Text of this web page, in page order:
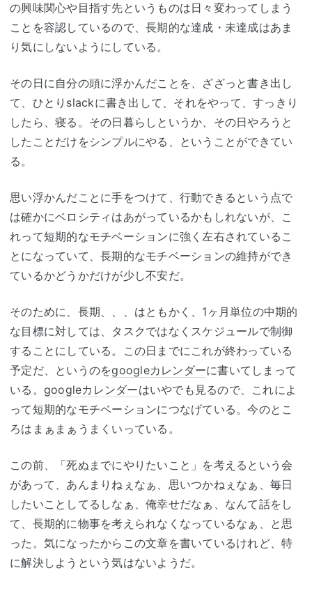
の興味関心や目指す先というものは日々変わってしまう
ことを容認しているので、長期的な達成・未達成はあま
り気にしないようにしている。
その日に自分の頭に浮かんだことを、ざざっと書き出し
て、ひとりslackに書き出して、それをやって、すっきり
したら、寝る。その日暮らしというか、その日やろうと
したことだけをシンプルにやる、ということができてい
る。
思い浮かんだことに手をつけて、行動できるという点で
は確かにベロシティはあがっているかもしれないが、こ
れって短期的なモチベーションに強く左右されているこ
とになっていて、長期的なモチベーションの維持ができ
ているかどうかだけが少し不安だ。
そのために、長期、、、はともかく、1ヶ月単位の中期的
な目標に対しては、タスクではなくスケジュールで制御
することにしている。この日までにこれが終わっている
予定だ、というのをgoogleカレンダーに書いてしまって
いる。 googleカレンダーはいやでも見るので、これによ
って短期的なモチベーションにつなげている。今のとこ
ろはまぁまぁうまくいっている。
この前、「死ぬまでにやりたいこと」を考えるという会
があって、あんまりねぇなぁ、思いつかねぇなぁ、毎日
したいことしてるしなぁ、俺幸せだなぁ、なんて話をし
て、長期的に物事を考えられなくなっているなぁ、と思
った。気になったからこの文章を書いているけれど、特
に解決しようという気はないようだ。